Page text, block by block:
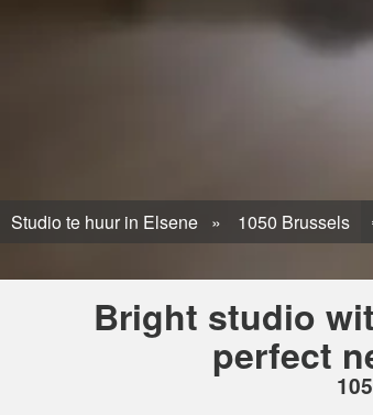
Studio te huur in Elsene 1050 Brussels
Bright studio
perfect